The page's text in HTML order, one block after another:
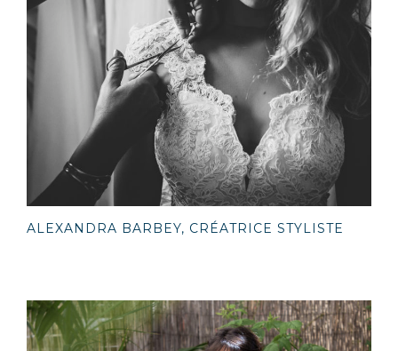
ALEXANDRA BARBEY, CRÉATRICE STYLISTE